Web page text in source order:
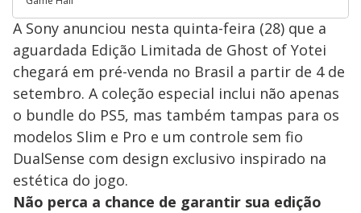
A Sony anunciou nesta quinta-feira (28) que a
aguardada Edição Limitada de Ghost of Yotei
chegará em pré-venda no Brasil a partir de 4 de
setembro. A coleção especial inclui não apenas
o bundle do PS5, mas também tampas para os
modelos Slim e Pro e um controle sem fio
DualSense com design exclusivo inspirado na
estética do jogo.
Não perca a chance de garantir sua edição